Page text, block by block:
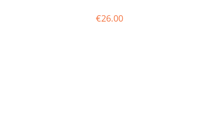
€26.00